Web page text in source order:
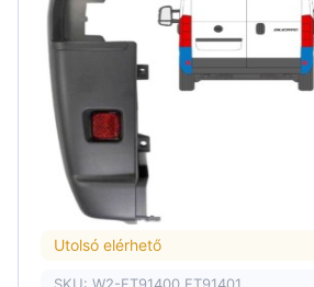
Utolsó elérhető